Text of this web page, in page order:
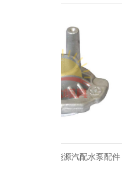
铝合金压铸新能源汽配水泵配件